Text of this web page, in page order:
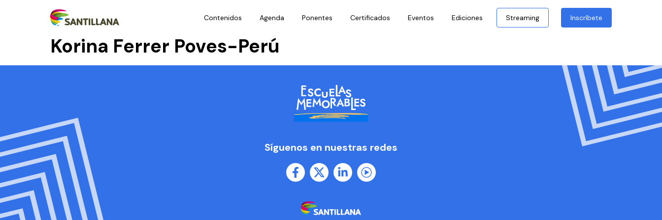
Contenidos Agenda Ponentes Certificados Eventos Ediciones Streaming Inscríbete
Korina Ferrer Poves-Perú
Síguenos en nuestras redes